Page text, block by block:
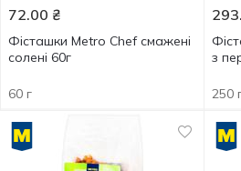
72.00 ₴
Фісташки Metro Chef смажені
солені 60г
60 г
з
250